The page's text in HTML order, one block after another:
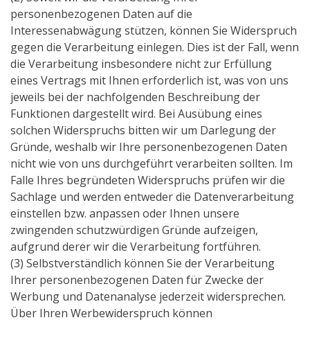
personenbezogenen Daten auf die
Interessenabwägung stützen, können Sie Widerspruch
gegen die Verarbeitung einlegen. Dies ist der Fall, wenn
die Verarbeitung insbesondere nicht zur Erfüllung
eines Vertrags mit Ihnen erforderlich ist, was von uns
jeweils bei der nachfolgenden Beschreibung der
Funktionen dargestellt wird. Bei Ausübung eines
solchen Widerspruchs bitten wir um Darlegung der
Gründe, weshalb wir Ihre personenbezogenen Daten
nicht wie von uns durchgeführt verarbeiten sollten. Im
Falle Ihres begründeten Widerspruchs prüfen wir die
Sachlage und werden entweder die Datenverarbeitung
einstellen bzw. anpassen oder Ihnen unsere
zwingenden schutzwürdigen Gründe aufzeigen,
aufgrund derer wir die Verarbeitung fortführen.
(3) Selbstverständlich können Sie der Verarbeitung
Ihrer personenbezogenen Daten für Zwecke der
Werbung und Datenanalyse jederzeit widersprechen.
Über Ihren Werbewiderspruch können